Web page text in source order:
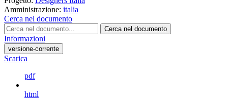
Amministrazione: italia
Cerca nel documento
Cerca nel documento
Informazioni
versione-corrente
Scarica
pdf
html